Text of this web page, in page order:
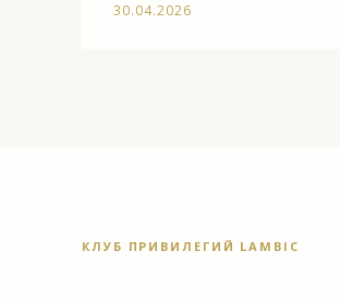
30.04.2026
КЛУБ ПРИВИЛЕГИЙ LAMBIC